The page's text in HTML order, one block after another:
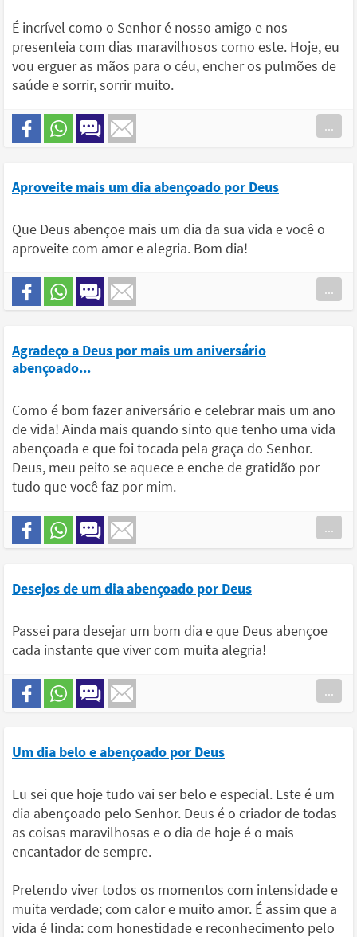
É incrível como o Senhor é nosso amigo e nos
presenteia com dias maravilhosos como este. Hoje, eu
vou erguer as mãos para o céu, encher os pulmões de
saúde e sorrir, sorrir muito.
...
Aproveite mais um dia abençoado por Deus
Que Deus abençoe mais um dia da sua vida e você o
aproveite com amor e alegria. Bom dia!
...
Agradeço a Deus por mais um aniversário
abençoado...
Como é bom fazer aniversário e celebrar mais um ano
de vida! Ainda mais quando sinto que tenho uma vida
abençoada e que foi tocada pela graça do Senhor.
Deus, meu peito se aquece e enche de gratidão por
tudo que você faz por mim.
...
Desejos de um dia abençoado por Deus
Passei para desejar um bom dia e que Deus abençoe
cada instante que viver com muita alegria!
...
Um dia belo e abençoado por Deus
Eu sei que hoje tudo vai ser belo e especial. Este é um
dia abençoado pelo Senhor. Deus é o criador de todas
as coisas maravilhosas e o dia de hoje é o mais
encantador de sempre.
Pretendo viver todos os momentos com intensidade e
muita verdade; com calor e muito amor. É assim que a
vida é linda: com honestidade e reconhecimento pelo